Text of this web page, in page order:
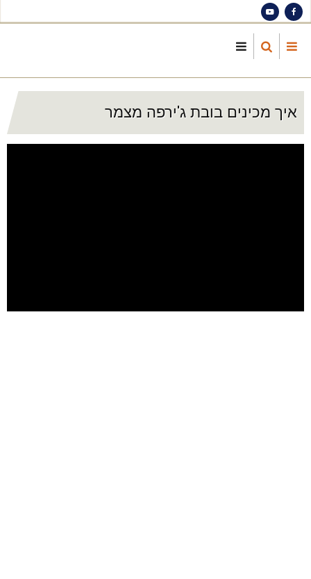
איך מכינים בובת ג'ירפה מצמר